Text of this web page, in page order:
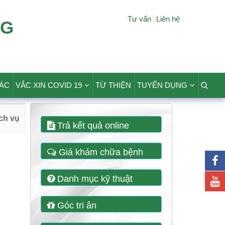
Tư vấn Liên hệ
VẮC XIN COVID 19 TỪ THIỆN TUYỂN DỤNG
vụ
Trả kết quả online
Giá khám chữa bệnh
Danh mục kỹ thuật
Góc tri ân